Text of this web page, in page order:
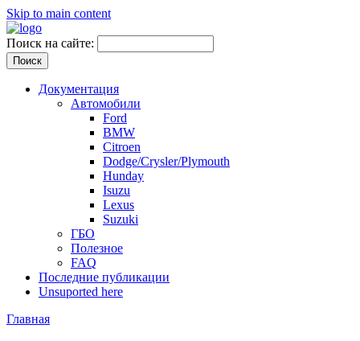
Skip to main content
Поиск на сайте:
Документация
Автомобили
Ford
BMW
Citroen
Dodge/Crysler/Plymouth
Hunday
Isuzu
Lexus
Suzuki
ГБО
Полезное
FAQ
Последние публикации
Unsuported here
Главная